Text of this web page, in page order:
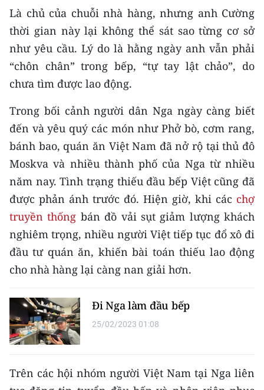
Duyên hải Nam Trung Bộ và Tây
Nguyên
Đông Nam Bộ
Đồng bằng sông Cửu Long
Chuyên trang TP. Hồ Chí Minh
CHUYÊN ĐỀ
CÁC CHUYÊN TRANG
VỀ BÁO NHÂN DÂN
THỜI NAY
NHÂN DÂN CUỐI TUẦN
NHÂN DÂN HẰNG THÁNG
MUA BÁO
Là chủ của chuỗi nhà hàng, nhưng anh Cường
thời gian này lại không thể sát sao từng cơ sở
như yêu cầu. Lý do là hằng ngày anh vẫn phải
“chôn chân” trong bếp, “tự tay lật chảo”, do
chưa tìm được lao động.
Trong bối cảnh người dân Nga ngày càng biết
đến và yêu quý các món như Phở bò, cơm rang,
bánh bao, quán ăn Việt Nam đã nở rộ tại thủ đô
Moskva và nhiều thành phố của Nga từ nhiều
năm nay. Tình trạng thiếu đầu bếp Việt cũng đã
được phản ánh trước đó. Hiện giờ, khi các chợ
truyền thống bán đồ vải sụt giảm lượng khách
nghiêm trọng, nhiều người Việt tiếp tục đổ xô đi
đầu tư quán ăn, khiến bài toán thiếu lao động
cho nhà hàng lại càng nan giải hơn.
Đi Nga làm đầu bếp
25/02/2023 01:08
Trên các hội nhóm người Việt Nam tại Nga liên